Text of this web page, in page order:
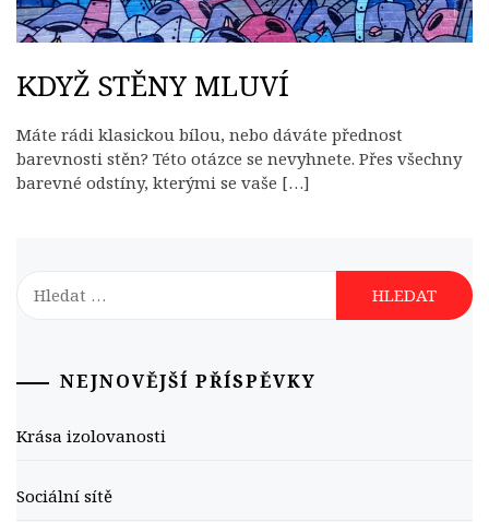
KDYŽ STĚNY MLUVÍ
Máte rádi klasickou bílou, nebo dáváte přednost
barevnosti stěn? Této otázce se nevyhnete. Přes všechny
barevné odstíny, kterými se vaše […]
NEJNOVĚJŠÍ PŘÍSPĚVKY
Krása izolovanosti
Sociální sítě